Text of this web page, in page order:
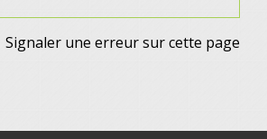
Signaler une erreur sur cette page